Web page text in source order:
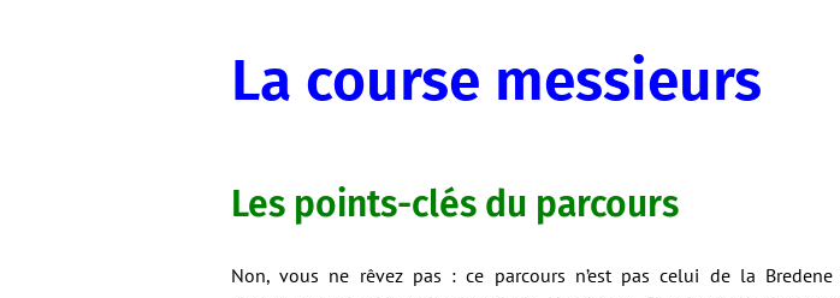
La course messieurs
Les points-clés du parcours
Non, vous ne rêvez pas : ce parcours n’est pas celui de la Bredene